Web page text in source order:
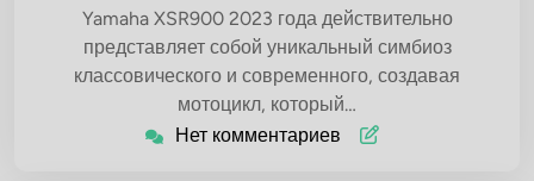
Yamaha XSR900 2023 года действительно
представляет собой уникальный симбиоз
классовического и современного, создавая
мотоцикл, который…
Нет комментариев